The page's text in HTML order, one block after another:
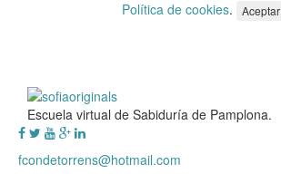
Política de cookies. Aceptar
Escuela virtual de Sabiduría de Pamplona.
fcondetorrens@hotmail.com